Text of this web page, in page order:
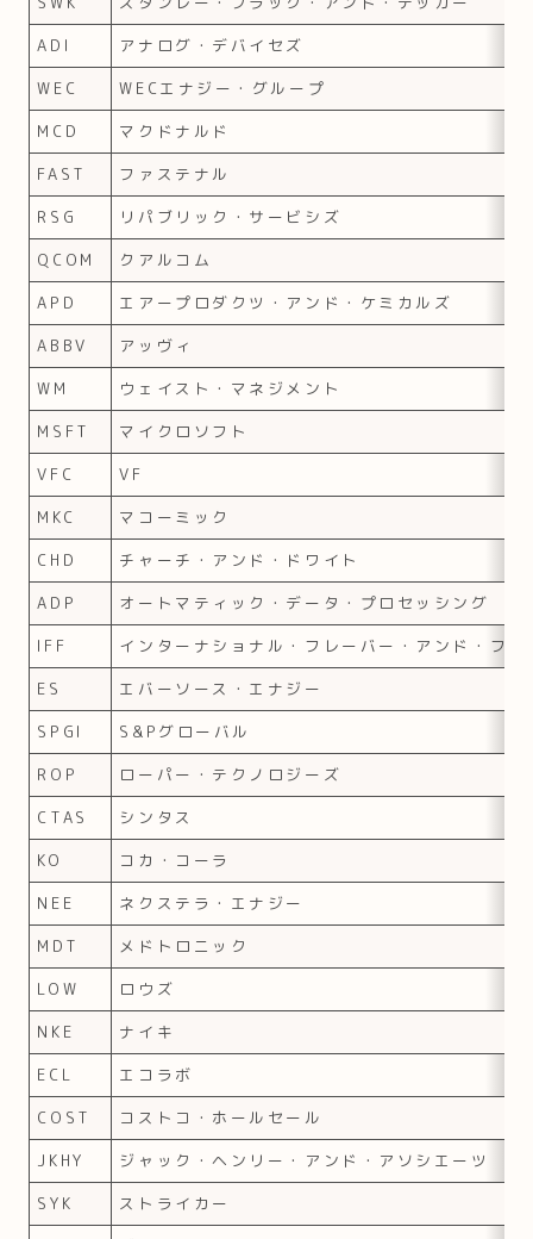
ADI
アナログ・デバイセズ
WEC
WECエナジー・グループ
MCD
マクドナルド
FAST
ファステナル
RSG
リパブリック・サービシズ
QCOM
クアルコム
APD
エアープロダクツ・アンド・ケミカルズ
ABBV
アッヴィ
WM
ウェイスト・マネジメント
MSFT
マイクロソフト
VFC
VF
MKC
マコーミック
CHD
チャーチ・アンド・ドワイト
ADP
オートマティック・データ・プロセッシング
IFF
インターナショナル・フレーバー・アンド・フレ
ES
エバーソース・エナジー
SPGI
S&Pグローバル
ROP
ローパー・テクノロジーズ
CTAS
シンタス
KO
コカ・コーラ
NEE
ネクステラ・エナジー
MDT
メドトロニック
LOW
ロウズ
NKE
ナイキ
ECL
エコラボ
COST
コストコ・ホールセール
JKHY
ジャック・ヘンリー・アンド・アソシエーツ
SYK
ストライカー